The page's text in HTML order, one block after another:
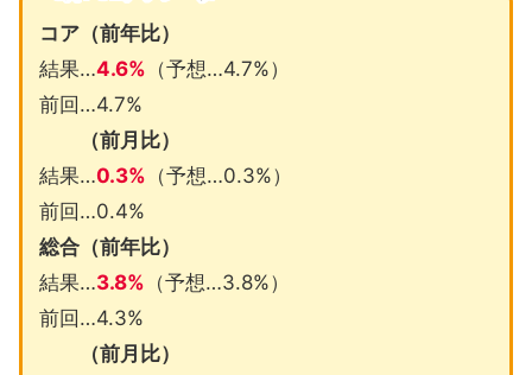
コア（前年比）
結果…4.6% （予想…4.7%）
前回…4.7%
（前月比）
結果…0.3% （予想…0.3%）
前回…0.4%
総合（前年比）
結果…3.8% （予想…3.8%）
前回…4.3%
（前月比）